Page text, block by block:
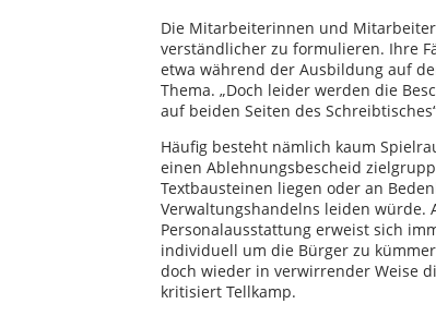
Die Mitarbeiterinnen und
verständlicher zu formulieren. Ihre
etwa während der Ausbildung auf
Thema. „Doch leider werden die
auf beiden Seiten des
Häufig besteht nämlich kaum
einen Ablehnungsbescheid
Textbausteinen liegen oder an
Verwaltungshandelns leiden würde.
Personalausstattung erweist sich
individuell um die Bürger zu
doch wieder in verwirrender Weise
kritisiert Tellkamp.